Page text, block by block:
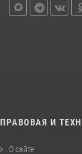
ПРАВОВАЯ И
О сайте